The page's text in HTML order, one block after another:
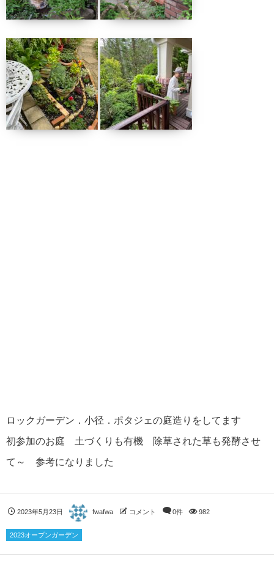
ロックガーデン．小径．ポタジェの庭造りをしてます
初参加のお庭 土づくりも有機 除草された草も発酵させ
て～ 参考になりました
2023年5月23日 fwafwa コメント 0件 982
2023オープンガーデン